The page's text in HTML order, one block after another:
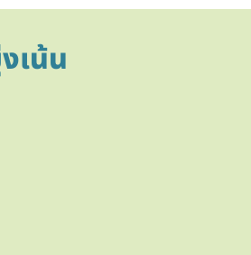
งเน้น